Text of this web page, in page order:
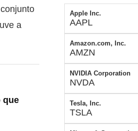
a
que
Apple Inc.
AAPL
Amazon.com, Inc.
AMZN
NVIDIA Corporation
NVDA
Tesla, Inc.
TSLA